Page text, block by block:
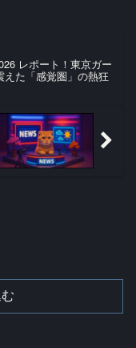
レポート！東京ガー
えた「感覚圏」の熱狂